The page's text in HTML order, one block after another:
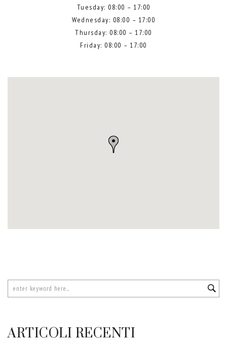
Tuesday: 08:00 – 17:00
Wednesday: 08:00 – 17:00
Thursday: 08:00 – 17:00
Friday: 08:00 – 17:00
ARTICOLI RECENTI